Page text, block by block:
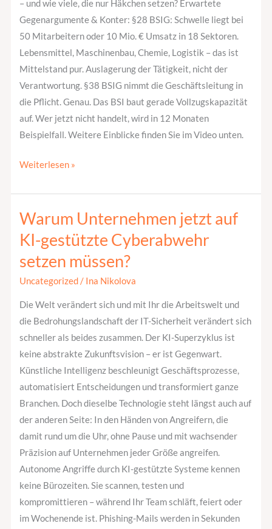
– und wie viele, die nur Häkchen setzen? Erwartete
Gegenargumente & Konter: §28 BSIG: Schwelle liegt bei
50 Mitarbeitern oder 10 Mio. € Umsatz in 18 Sektoren.
Lebensmittel, Maschinenbau, Chemie, Logistik – das ist
Mittelstand pur. Auslagerung der Tätigkeit, nicht der
Verantwortung. §38 BSIG nimmt die Geschäftsleitung in
die Pflicht. Genau. Das BSI baut gerade Vollzugskapazität
auf. Wer jetzt nicht handelt, wird in 12 Monaten
Beispielfall. Weitere Einblicke finden Sie im Video unten.
Weiterlesen »
Warum Unternehmen jetzt auf
KI-gestützte Cyberabwehr
setzen müssen?
Uncategorized/ Ina Nikolova
Die Welt verändert sich und mit Ihr die Arbeitswelt und
die Bedrohungslandschaft der IT-Sicherheit verändert sich
schneller als beides zusammen. Der KI-Superzyklus ist
keine abstrakte Zukunftsvision – er ist Gegenwart.
Künstliche Intelligenz beschleunigt Geschäftsprozesse,
automatisiert Entscheidungen und transformiert ganze
Branchen. Doch dieselbe Technologie steht längst auch auf
der anderen Seite: In den Händen von Angreifern, die
damit rund um die Uhr, ohne Pause und mit wachsender
Präzision auf Unternehmen jeder Größe angreifen.
Autonome Angriffe durch KI-gestützte Systeme kennen
keine Bürozeiten. Sie scannen, testen und
kompromittieren – während Ihr Team schläft, feiert oder
im Wochenende ist. Phishing-Mails werden in Sekunden
Warum
Unternehmen
jetzt
auf
KI-